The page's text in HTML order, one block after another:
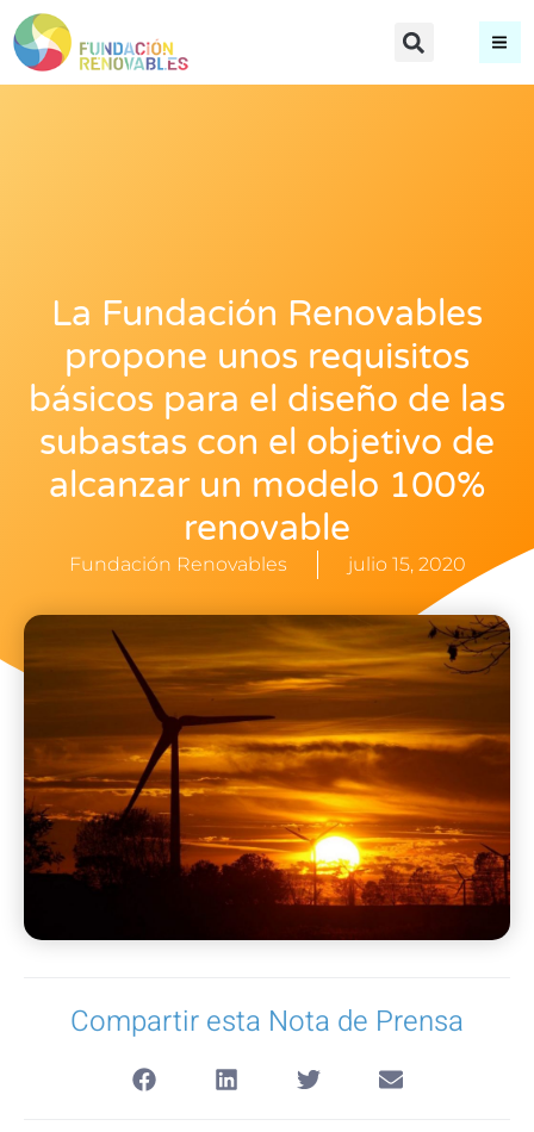
La Fundación Renovables
propone unos requisitos
básicos para el diseño de las
subastas con el objetivo de
alcanzar un modelo 100%
renovable
Fundación Renovables julio 15, 2020
Compartir esta Nota de Prensa